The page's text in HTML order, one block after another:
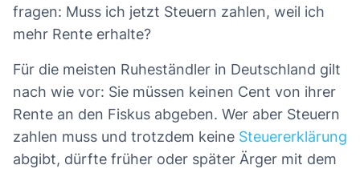
fragen: Muss ich jetzt Steuern zahlen, weil ich
mehr Rente erhalte?
Für die meisten Ruheständler in Deutschland gilt
nach wie vor: Sie müssen keinen Cent von ihrer
Rente an den Fiskus abgeben. Wer aber Steuern
zahlen muss und trotzdem keine Steuererklärung
abgibt, dürfte früher oder später Ärger mit dem